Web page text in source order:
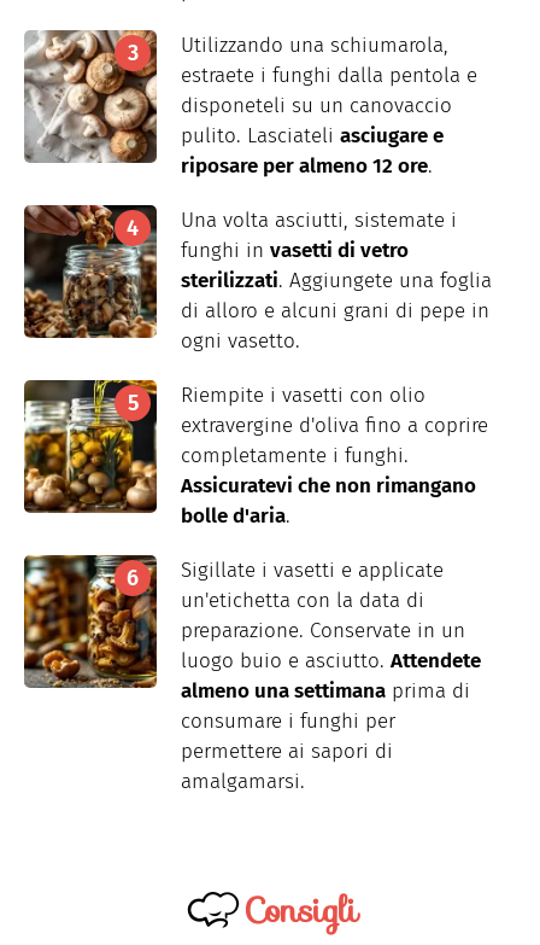
Utilizzando una schiumarola,
estraete i funghi dalla pentola e
disponeteli su un canovaccio
pulito. Lasciateli asciugare e
riposare per almeno 12 ore.
Una volta asciutti, sistemate i
funghi in vasetti di vetro
sterilizzati. Aggiungete una foglia
di alloro e alcuni grani di pepe in
ogni vasetto.
Riempite i vasetti con olio
extravergine d'oliva fino a coprire
completamente i funghi.
Assicuratevi che non rimangano
bolle d'aria.
Sigillate i vasetti e applicate
un'etichetta con la data di
preparazione. Conservate in un
luogo buio e asciutto. Attendete
almeno una settimana prima di
consumare i funghi per
permettere ai sapori di
amalgamarsi.
Consigli